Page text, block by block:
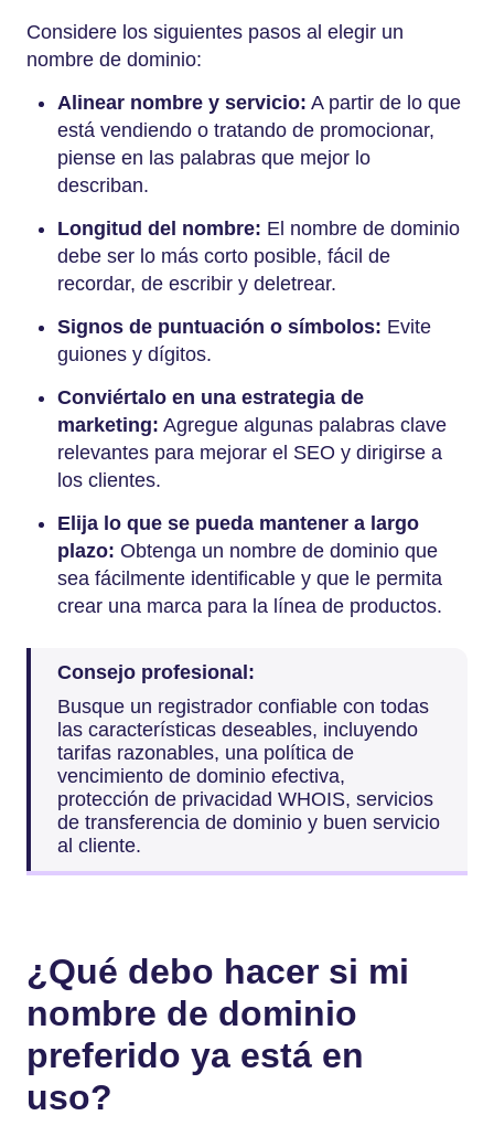
Considere los siguientes pasos al elegir un
nombre de dominio:
Alinear nombre y servicio: A partir de lo que
está vendiendo o tratando de promocionar,
piense en las palabras que mejor lo
describan.
Longitud del nombre: El nombre de dominio
debe ser lo más corto posible, fácil de
recordar, de escribir y deletrear.
Signos de puntuación o símbolos: Evite
guiones y dígitos.
Conviértalo en una estrategia de
marketing: Agregue algunas palabras clave
relevantes para mejorar el SEO y dirigirse a
los clientes.
Elija lo que se pueda mantener a largo
plazo: Obtenga un nombre de dominio que
sea fácilmente identificable y que le permita
crear una marca para la línea de productos.
Consejo profesional:
Busque un registrador confiable con todas
las características deseables, incluyendo
tarifas razonables, una política de
vencimiento de dominio efectiva,
protección de privacidad WHOIS, servicios
de transferencia de dominio y buen servicio
al cliente.
¿Qué debo hacer si mi
nombre de dominio
preferido ya está en
uso?